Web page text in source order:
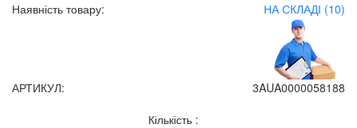
Наявність товару:
НА СКЛАДІ (10)
АРТИКУЛ:
3AUA0000058188
Кількість :